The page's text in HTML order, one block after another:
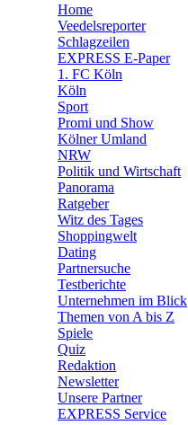
Home
Veedelsreporter
Schlagzeilen
EXPRESS E-Paper
1. FC Köln
Köln
Sport
Promi und Show
Kölner Umland
NRW
Politik und Wirtschaft
Panorama
Ratgeber
Witz des Tages
Shoppingwelt
Dating
Partnersuche
Testberichte
Unternehmen im Blick
Themen von A bis Z
Spiele
Quiz
Redaktion
Newsletter
Unsere Partner
EXPRESS Service